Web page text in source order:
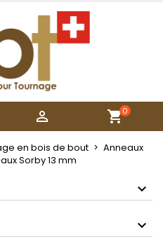
 0
en bois de bout
Anneaux
Sorby 13 mm
pour ajouter des produits
Annuler Connexion